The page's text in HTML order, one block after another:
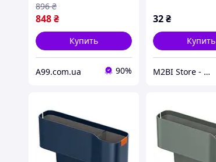
848₴
896 ₴
Купить
A99.com.ua 90%
32₴
Купить
M2BI Store - мир техники и аксессуаров